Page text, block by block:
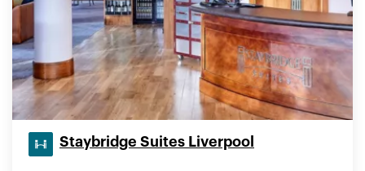
Staybridge Suites Liverpool